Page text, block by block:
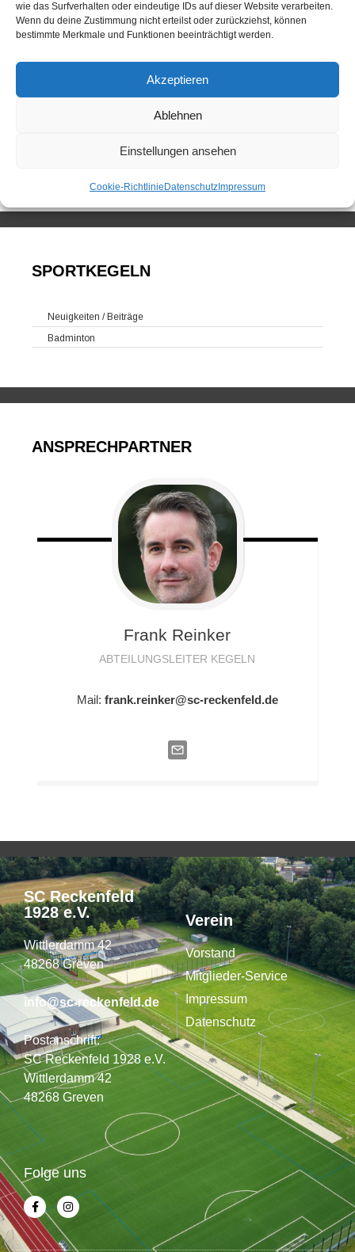
wie das Surfverhalten oder eindeutige IDs auf dieser Website verarbeiten.
Wenn du deine Zustimmung nicht erteilst oder zurückziehst, können
bestimmte Merkmale und Funktionen beeinträchtigt werden.
Akzeptieren
Ablehnen
Einstellungen ansehen
Cookie-Richtlinie Datenschutz Impressum
Neuigkeiten
Mannschaften
SPORTKEGELN
Neuigkeiten / Beiträge
Badminton
ANSPRECHPARTNER
Frank Reinker
ABTEILUNGSLEITER KEGELN
Mail: frank.reinker@sc-reckenfeld.de
SC Reckenfeld
1928 e.V.
Wittlerdamm 42
48268 Greven
info@sc-reckenfeld.de
Postanschrift:
SC Reckenfeld 1928 e.V.
Wittlerdamm 42
48268 Greven
Verein
Vorstand
Mitglieder-Service
Impressum
Datenschutz
Folge uns